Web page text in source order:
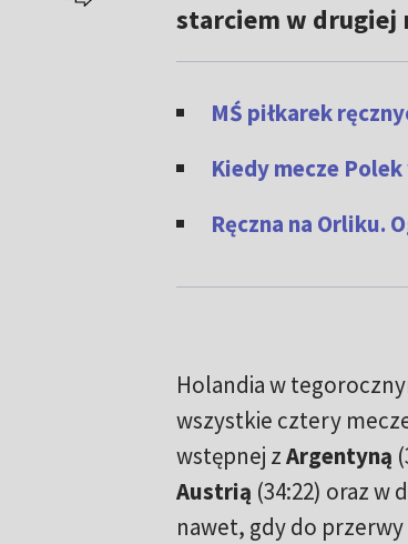
starciem w drugiej
MŚ piłkarek
Kiedy mecze
Ręczna na Orliku.
Holandia w
wszystkie cztery
wstępnej zArgentyną
Austrią (34:22) oraz w
nawet, gdy do przerwy